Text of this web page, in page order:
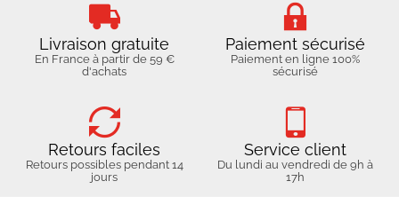
Livraison gratuite
En France à partir de 59 €
d'achats
Paiement sécurisé
Paiement en ligne 100%
sécurisé
Retours faciles
Retours possibles pendant 14
jours
Service client
Du lundi au vendredi de 9h à
17h